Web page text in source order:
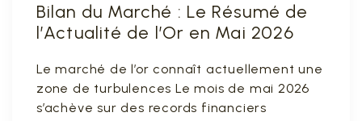
Bilan du Marché : Le Résumé de
l’Actualité de l’Or en Mai 2026
Le marché de l’or connaît actuellement une
zone de turbulences Le mois de mai 2026
s’achève sur des records financiers